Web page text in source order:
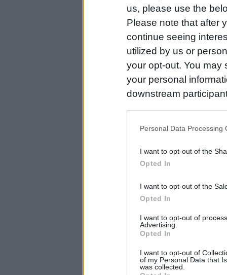
us, please use the
Please note that after
continue seeing
utilized by us or
your opt-out. You may
your personal
downstream
us to third parties on
Personal Data Processing
I want to opt-out of the
Opted In
I want to opt-out of the
Opted In
I want to opt-out of
Advertising.
Opted In
I want to opt-out of
of my Personal Data that
was collected.